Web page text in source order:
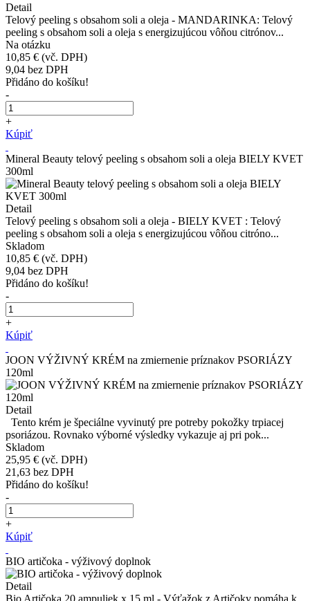
Detail
Telový peeling s obsahom soli a oleja - MANDARINKA: Telový
peeling s obsahom soli a oleja s energizujúcou vôňou citrónov...
Na otázku
10,85 € (vč. DPH)
9,04 bez DPH
Přidáno do košíku!
-
+
Kúpiť
Mineral Beauty telový peeling s obsahom soli a oleja BIELY KVET
300ml
Detail
Telový peeling s obsahom soli a oleja - BIELY KVET : Telový
peeling s obsahom soli a oleja s energizujúcou vôňou citróno...
Skladom
10,85 € (vč. DPH)
9,04 bez DPH
Přidáno do košíku!
-
+
Kúpiť
JOON VÝŽIVNÝ KRÉM na zmiernenie príznakov PSORIÁZY
120ml
Detail
Tento krém je špeciálne vyvinutý pre potreby pokožky trpiacej
psoriázou. Rovnako výborné výsledky vykazuje aj pri pok...
Skladom
25,95 € (vč. DPH)
21,63 bez DPH
Přidáno do košíku!
-
+
Kúpiť
BIO artičoka - výživový doplnok
Detail
Bio Artičoka 20 ampuliek x 15 ml - Výťažok z Artičoky pomáha k